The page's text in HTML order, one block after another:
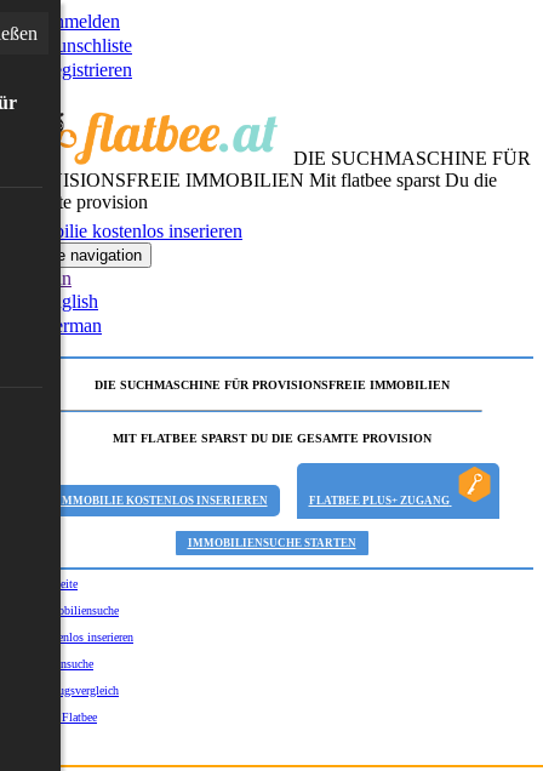
Anmelden
Wunschliste
Registrieren
DIE SUCHMASCHINE FÜR
PROVISIONSFREIE IMMOBILIEN Mit flatbee sparst Du die
gesamte provision
Immobilie kostenlos inserieren
Toggle navigation
German
English
German
DIE SUCHMASCHINE FÜR PROVISIONSFREIE IMMOBILIEN
MIT FLATBEE SPARST DU DIE GESAMTE PROVISION
IMMOBILIE KOSTENLOS INSERIEREN FLATBEE PLUS+ ZUGANG
IMMOBILIENSUCHE STARTEN
Startseite
Immobiliensuche
Kostenlos inserieren
Kartensuche
Umzugsvergleich
Über Flatbee